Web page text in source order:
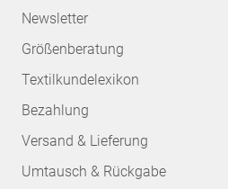
Newsletter
Größenberatung
Textilkundelexikon
Bezahlung
Versand & Lieferung
Umtausch & Rückgabe